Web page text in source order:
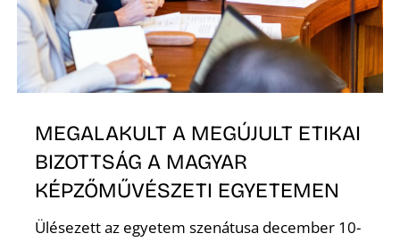
MEGALAKULT A MEGÚJULT ETIKAI
BIZOTTSÁG A MAGYAR
KÉPZŐMŰVÉSZETI EGYETEMEN
Ülésezett az egyetem szenátusa december 10-